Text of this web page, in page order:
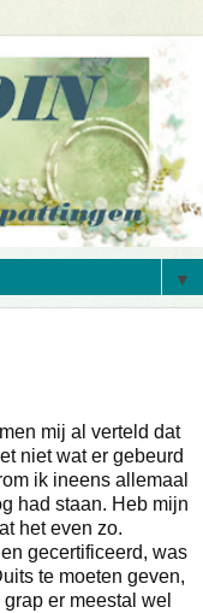
▼
mij al verteld dat
niet wat er gebeurd
ik ineens allemaal
had staan. Heb mijn
het even zo.
gecertificeerd, was
te moeten geven,
er meestal wel